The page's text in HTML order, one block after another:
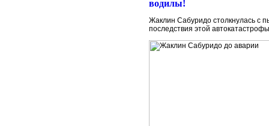
водилы!
Жаклин Сабуридо столкнулась с
последствия этой